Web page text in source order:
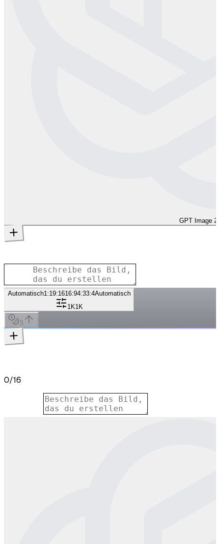
GPT Image 2
Automatisch1:1 9:1616:94:33:4Automatisch
1K1K
3
0/16